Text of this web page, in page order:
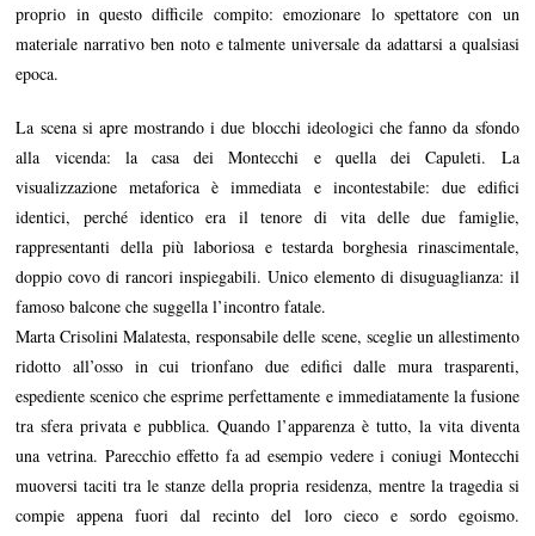
proprio in questo difficile compito: emozionare lo spettatore con un
materiale narrativo ben noto e talmente universale da adattarsi a qualsiasi
epoca.
La scena si apre mostrando i due blocchi ideologici che fanno da sfondo
alla vicenda: la casa dei Montecchi e quella dei Capuleti. La
visualizzazione metaforica è immediata e incontestabile: due edifici
identici, perché identico era il tenore di vita delle due famiglie,
rappresentanti della più laboriosa e testarda borghesia rinascimentale,
doppio covo di rancori inspiegabili. Unico elemento di disuguaglianza: il
famoso balcone che suggella l’incontro fatale.
Marta Crisolini Malatesta, responsabile delle scene, sceglie un allestimento
ridotto all’osso in cui trionfano due edifici dalle mura trasparenti,
espediente scenico che esprime perfettamente e immediatamente la fusione
tra sfera privata e pubblica. Quando l’apparenza è tutto, la vita diventa
una vetrina. Parecchio effetto fa ad esempio vedere i coniugi Montecchi
muoversi taciti tra le stanze della propria residenza, mentre la tragedia si
compie appena fuori dal recinto del loro cieco e sordo egoismo.